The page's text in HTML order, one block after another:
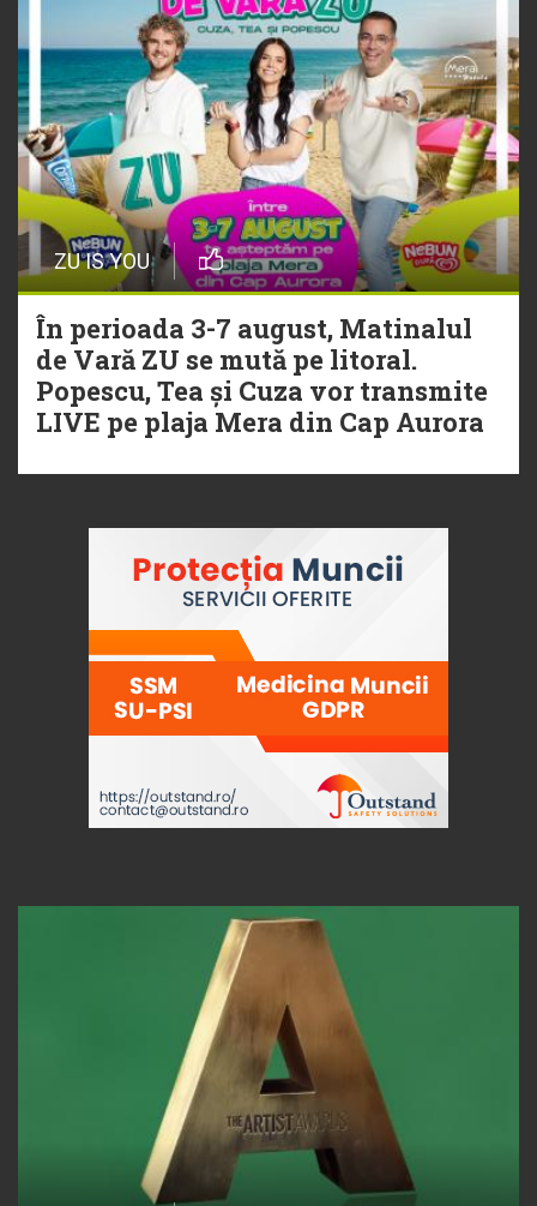
ZU IS YOU
În perioada 3-7 august, Matinalul
de Vară ZU se mută pe litoral.
Popescu, Tea și Cuza vor transmite
LIVE pe plaja Mera din Cap Aurora